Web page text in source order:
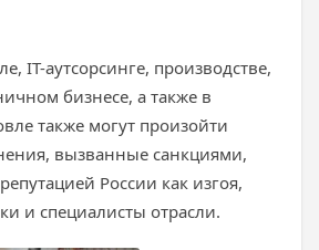
IT-аутсорсинге, производстве,
бизнесе, а также в
также могут произойти
вызванные санкциями,
России как изгоя,
и специалисты отрасли.